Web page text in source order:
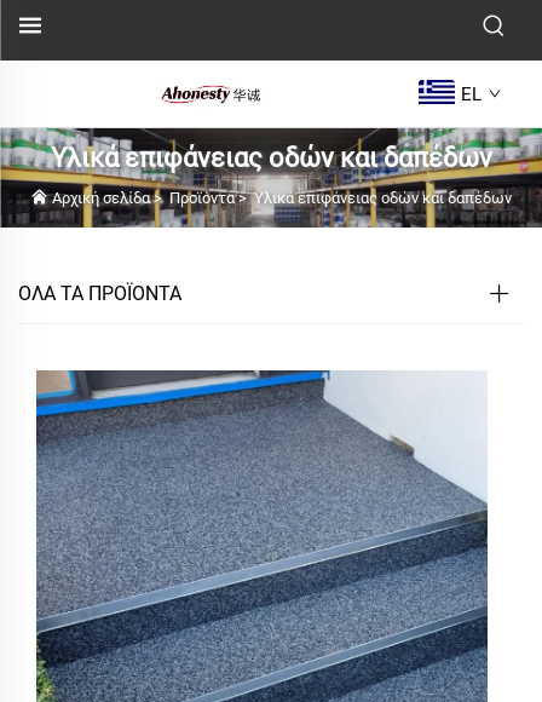
EL
Υλικά επιφάνειας οδών και δαπέδων
Αρχική σελίδα> Προϊόντα>Υλικά επιφάνειας οδών και δαπέδων
ΟΛΑ ΤΑ ΠΡΟΪΟΝΤΑ